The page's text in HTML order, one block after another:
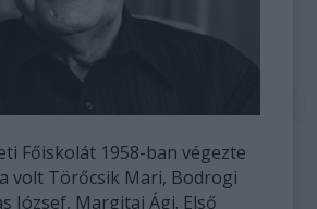
Főiskolát 1958-ban végezte
volt Törőcsik Mari, Bodrogi
József, Margitai Ági. Első